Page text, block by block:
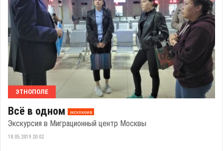
ЭТНОПОЛЕ
Всё в одном эксклюзив
Экскурсия в Миграционный центр Москвы
18.05.2019 20:02